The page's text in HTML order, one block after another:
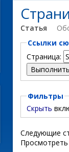
Статья
Ссылки
Страница:
Фильтры
Скрыть
Следующие